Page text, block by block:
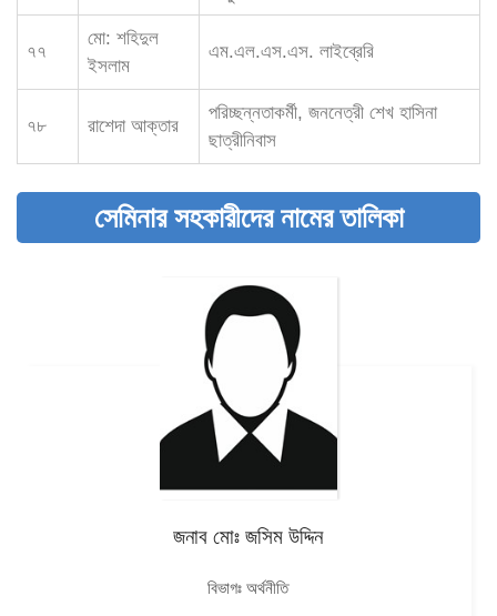
৭৭
মো: শহিদুল
ইসলাম
এম.এল.এস.এস. লাইব্রেরি
৭৮ রাশেদা আক্তার
পরিচ্ছন্নতাকর্মী, জননেত্রী শেখ হাসিনা
ছাত্রীনিবাস
সেমিনার সহকারীদের নামের তালিকা
জনাব মোঃ জসিম উদ্দিন
বিভাগঃ অর্থনীতি